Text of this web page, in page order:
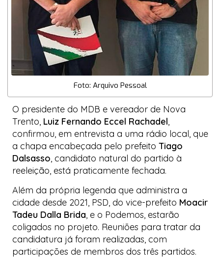
Foto: Arquivo Pessoal
O presidente do MDB e vereador de Nova
Trento, Luiz Fernando Eccel Rachadel,
confirmou, em entrevista a uma rádio local, que
a chapa encabeçada pelo prefeito Tiago
Dalsasso, candidato natural do partido à
reeleição, está praticamente fechada.
Além da própria legenda que administra a
cidade desde 2021, PSD, do vice-prefeito Moacir
Tadeu Dalla Brida, e o Podemos, estarão
coligados no projeto. Reuniões para tratar da
candidatura já foram realizadas, com
participações de membros dos três partidos.